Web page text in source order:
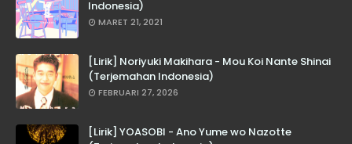
Indonesia)
MARET 21, 2021
[Lirik] Noriyuki Makihara - Mou Koi Nante Shinai
(Terjemahan Indonesia)
FEBRUARI 27, 2026
[Lirik] YOASOBI - Ano Yume wo Nazotte